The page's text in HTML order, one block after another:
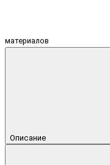
материалов
Описание